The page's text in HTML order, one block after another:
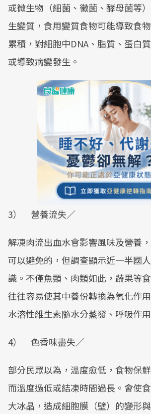
或微生物（細菌、黴菌、酵母菌等
生變質，食用變質食物可能導致食
累積，對細胞中DNA、脂質、蛋白
或導致病變發生。
3） 營養流失／
解凍肉流出血水會影響風味及營養
可以避免的，但調查顯示近一半國
識。不僅魚類、肉類如此，蔬果等
往往容易使其中養份轉換為氧化作
水溶性維生素隨水分蒸發、呼吸作
4） 色香味盡失／
部分民眾以為，溫度愈低，食物保
而溫度過低或結凍時間過長。會使
大冰晶，造成細胞膜（壁）的變形